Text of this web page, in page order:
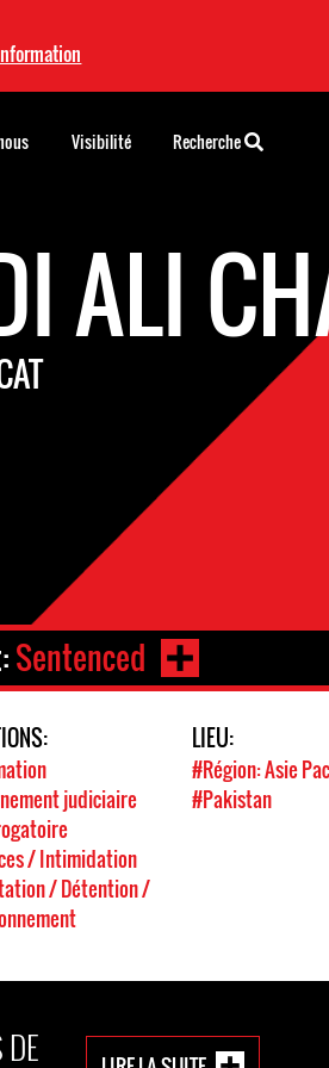
ALI
Sentenced
judiciaire
/ Intimidation
/ Détention /
LIEU:
#Région: Asie
#Pakistan
Visibilité Recherche